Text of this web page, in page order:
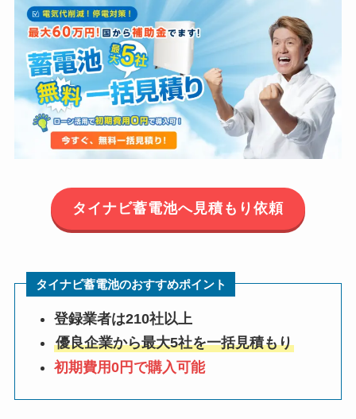
タイナビ蓄電池へ見積もり依頼
タイナビ蓄電池のおすすめポイント
登録業者は210社以上
優良企業から最大5社を一括見積もり
初期費用0円で購入可能